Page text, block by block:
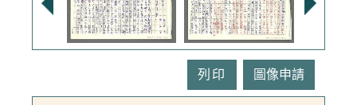
列印